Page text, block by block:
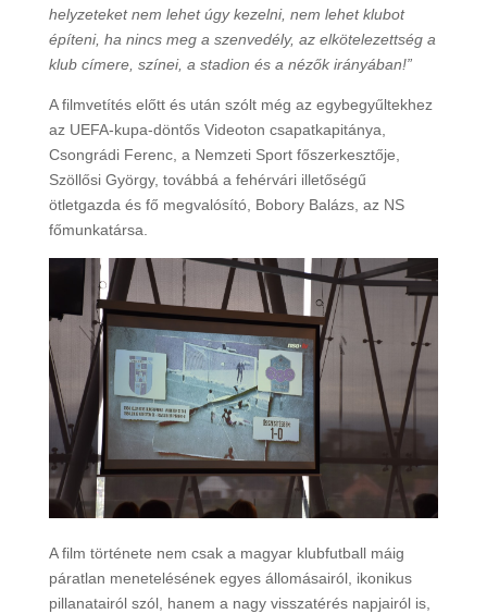
helyzeteket nem lehet úgy kezelni, nem lehet klubot
építeni, ha nincs meg a szenvedély, az elkötelezettség a
klub címere, színei, a stadion és a nézők irányában!”
A filmvetítés előtt és után szólt még az egybegyűltekhez
az UEFA-kupa-döntős Videoton csapatkapitánya,
Csongrádi Ferenc, a Nemzeti Sport főszerkesztője,
Szöllősi György, továbbá a fehérvári illetőségű
ötletgazda és fő megvalósító, Bobory Balázs, az NS
főmunkatársa.
A film története nem csak a magyar klubfutball máig
páratlan menetelésének egyes állomásairól, ikonikus
pillanatairól szól, hanem a nagy visszatérés napjairól is,